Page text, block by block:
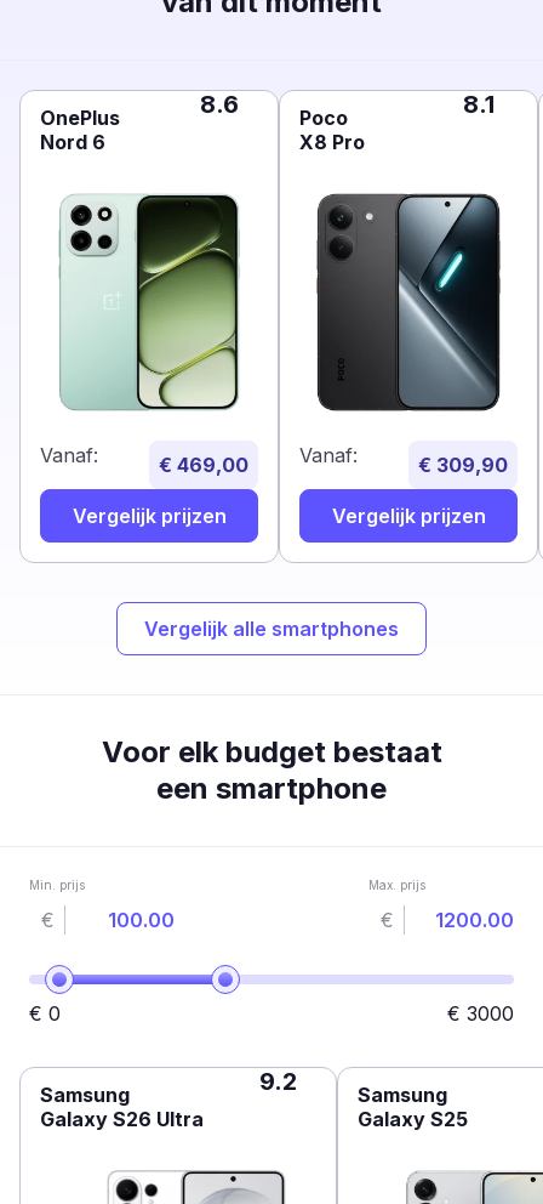
OnePlus
Nord 6
8.6
Vanaf: € 469,00
Vergelijk prijzen
Poco
X8 Pro
8.1
Vanaf: € 309,90
Vergelijk prijzen
Vergelijk alle smartphones
Voor elk budget bestaat
een smartphone
Min. prijs
€
Max. prijs
€
€ 0 € 3000
Samsung
Galaxy S26 Ultra
9.2
Samsung
Galaxy S25